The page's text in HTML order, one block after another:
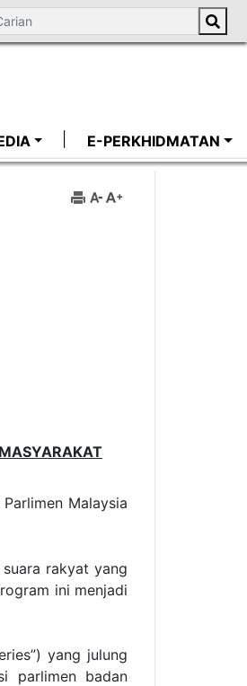
E-PERKHIDMATAN
Malaysia
rakyat yang
ini menjadi
yang julung
parlimen badan